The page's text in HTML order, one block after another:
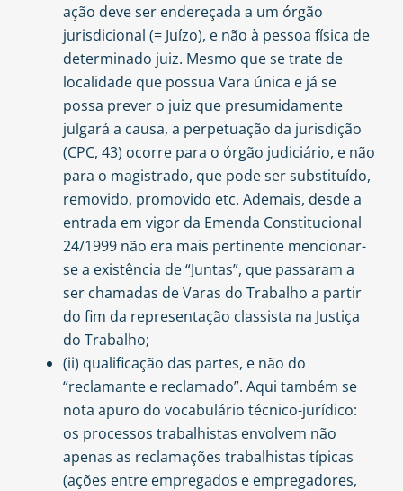
ação deve ser endereçada a um órgão
jurisdicional (= Juízo), e não à pessoa física de
determinado juiz. Mesmo que se trate de
localidade que possua Vara única e já se
possa prever o juiz que presumidamente
julgará a causa, a perpetuação da jurisdição
(CPC, 43) ocorre para o órgão judiciário, e não
para o magistrado, que pode ser substituído,
removido, promovido etc. Ademais, desde a
entrada em vigor da Emenda Constitucional
24/1999 não era mais pertinente mencionar-
se a existência de “Juntas”, que passaram a
ser chamadas de Varas do Trabalho a partir
do fim da representação classista na Justiça
do Trabalho;
(ii) qualificação das partes, e não do
“reclamante e reclamado”. Aqui também se
nota apuro do vocabulário técnico-jurídico:
os processos trabalhistas envolvem não
apenas as reclamações trabalhistas típicas
(ações entre empregados e empregadores,